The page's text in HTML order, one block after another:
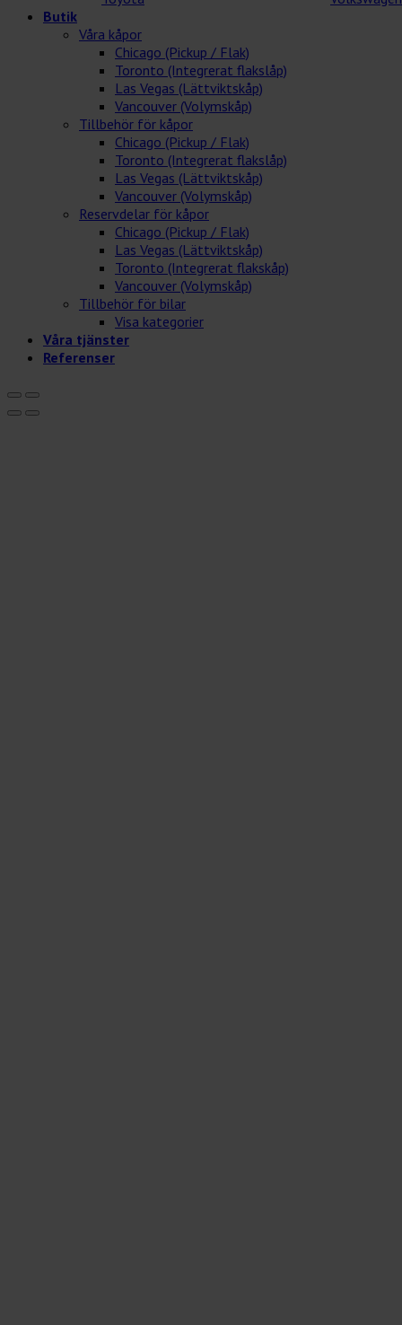
Butik
Våra kåpor
Chicago (Pickup / Flak)
Toronto (Integrerat flakslåp)
Las Vegas (Lättviktskåp)
Vancouver (Volymskåp)
Tillbehör för kåpor
Chicago (Pickup / Flak)
Toronto (Integrerat flakslåp)
Las Vegas (Lättviktskåp)
Vancouver (Volymskåp)
Reservdelar för kåpor
Chicago (Pickup / Flak)
Las Vegas (Lättviktskåp)
Toronto (Integrerat flakskåp)
Vancouver (Volymskåp)
Tillbehör för bilar
Visa kategorier
Våra tjänster
Referenser